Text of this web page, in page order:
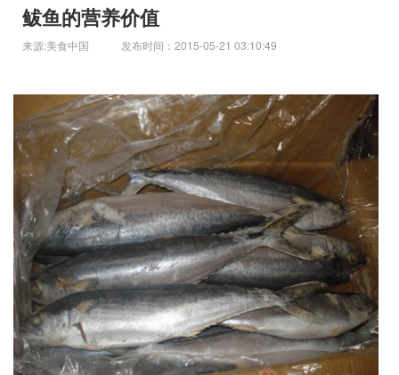
鲅鱼的营养价值
来源:美食中国 发布时间：2015-05-21 03:10:49